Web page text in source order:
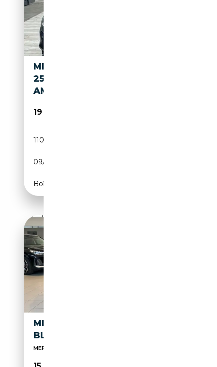
MERCEDES-BENZ CLS 250 CLS
250 D SW 4MATIC PREMIUM
AMG
19 900€
110 000 km
09/2016
Boîte automatique
MERCEDES-BENZ CLS 250 CDI
BLUEEFFICIENCY
MERCEDES-BENZ CLS 250 CDI BLUEEFFICIENCY